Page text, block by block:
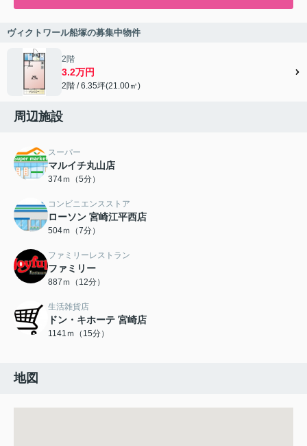
ヴィクトワール船塚の募集中物件
2階
3.2万円
2階 / 6.35坪(21.00㎡)
周辺施設
スーパー
マルイチ丸山店
374ｍ（5分）
コンビニエンスストア
ローソン 宮崎江平西店
504ｍ（7分）
ファミリーレストラン
ファミリー
887ｍ（12分）
生活雑貨店
ドン・キホーテ 宮崎店
1141ｍ（15分）
地図